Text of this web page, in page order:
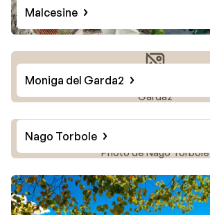
Malcesine
Photo de Moniga del
Garda2
Moniga del Garda2
Photo de Nago Torbole
Nago Torbole